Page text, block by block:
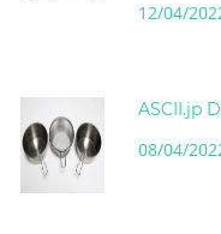
12/04/
ASCII.jp
08/04/